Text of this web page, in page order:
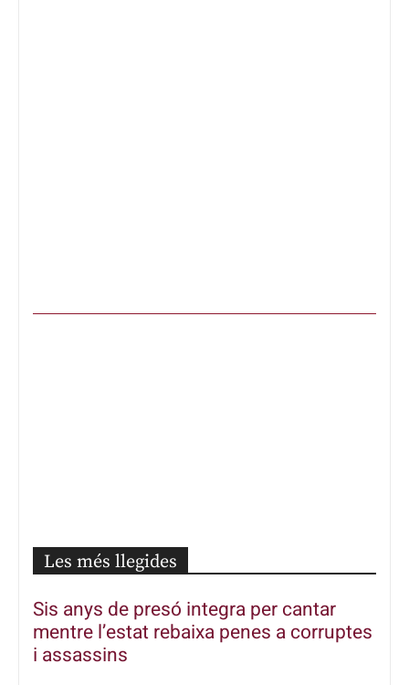
Les més llegides
Sis anys de presó integra per cantar
mentre l’estat rebaixa penes a corruptes
i assassins